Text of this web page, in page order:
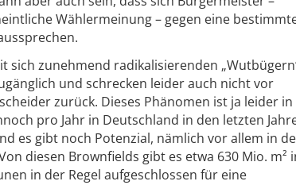
Wählermeinung – gegen eine
sich zunehmend radikalisierenden
und schrecken leider auch nicht vor
zurück. Dieses Phänomen ist ja leider in
pro Jahr in Deutschland in den letzten
es gibt noch Potenzial, nämlich vor allem in
diesen Brownfields gibt es etwa 630 Mio. m²
in der Regel aufgeschlossen für eine